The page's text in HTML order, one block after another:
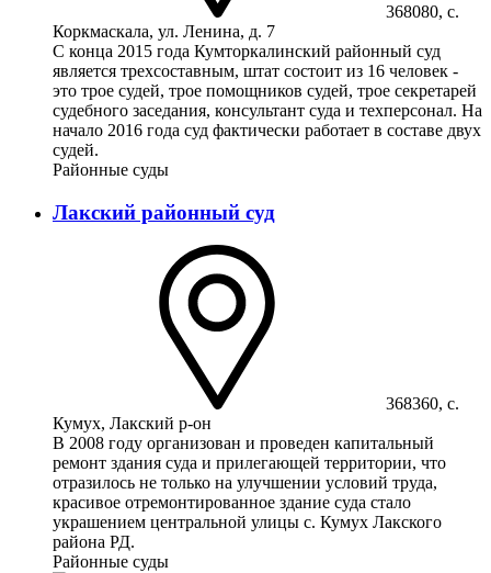
368080, с.
Коркмаскала, ул. Ленина, д. 7
С конца 2015 года Кумторкалинский районный суд
является трехсоставным, штат состоит из 16 человек -
это трое судей, трое помощников судей, трое секретарей
судебного заседания, консультант суда и техперсонал. На
начало 2016 года суд фактически работает в составе двух
судей.
Районные суды
Лакский районный суд
368360, с.
Кумух, Лакский р-он
В 2008 году организован и проведен капитальный
ремонт здания суда и прилегающей территории, что
отразилось не только на улучшении условий труда,
красивое отремонтированное здание суда стало
украшением центральной улицы с. Кумух Лакского
района РД.
Районные суды